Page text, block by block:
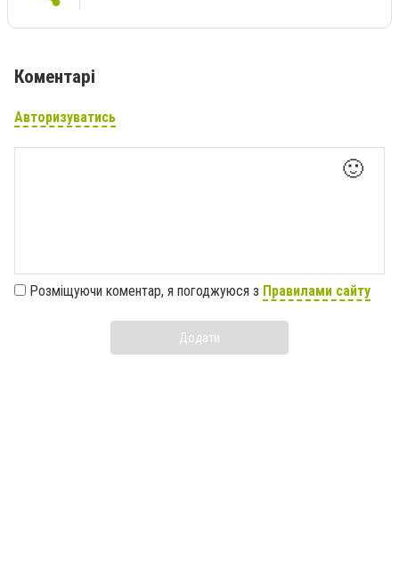
Коментарі
Авторизуватись
🙂
Розміщуючи коментар, я погоджуюся з Правилами сайту
Додати